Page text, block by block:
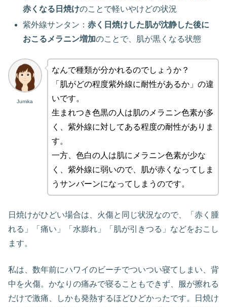
赤くなる日焼けのことで軽いやけどの状況
紫外線サンタン：赤く日焼けした肌が沈静した後に
おこるメラニン増加のことで、肌が黒くなる状態
Jumika
なんで種類が分かれるのでしょうか？
「肌がどの程度紫外線に耐性があるか」の違
いです。
生まれつき色黒の人は肌のメラニン色素が多
く、紫外線に対してある程度の耐性がありま
す。
一方、色白の人は肌にメラニン色素が少な
く、紫外線に弱いので、肌が赤くなってしま
うサンバーンになってしまうのです。
日焼けがひどい場合は、火傷と同じ状況なので、「赤く腫
れる」「痛い」「水膨れ」「肌が引きつる」などをおこし
ます。
私は、数年前にハワイのビーチでついつい寝てしまい、背
中を火傷。かなりの痛みで寝ることもできず、服が擦れる
だけで激痛、しかも発熱するほどひどかったです。日焼け